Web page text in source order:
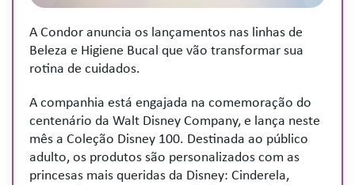
A Condor anuncia os lançamentos nas linhas de
Beleza e Higiene Bucal que vão transformar sua
rotina de cuidados.
A companhia está engajada na comemoração do
centenário da Walt Disney Company, e lança neste
mês a Coleção Disney 100. Destinada ao público
adulto, os produtos são personalizados com as
princesas mais queridas da Disney: Cinderela,